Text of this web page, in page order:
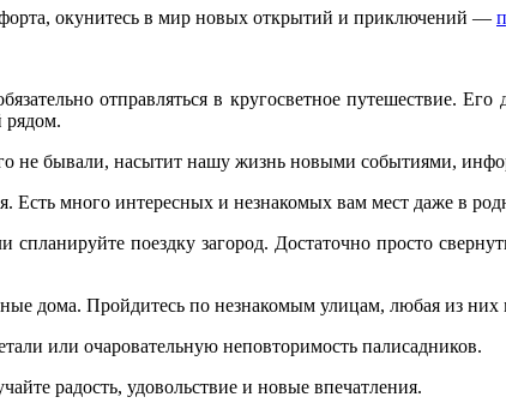
окунитесь в мир новых открытий и приключений —
отправляться в кругосветное путешествие.
рядом.
не бывали, насытит нашу жизнь новыми событиями,
Есть много интересных и незнакомых вам мест даже в
поездку загород. Достаточно просто
дома. Пройдитесь по незнакомым улицам, любая из них
или очаровательную неповторимость палисадников.
радость, удовольствие и новые впечатления.